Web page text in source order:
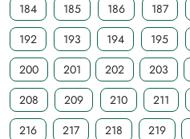
184
185 186 187
192
193 194 195
200
201 202 203
208
209 210 211
216
217 218 219